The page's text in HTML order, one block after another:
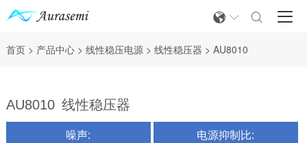
  
首页 > 产品中心 > 线性稳压电源 > 线性稳压器 > AU8010
AU8010 线性稳压器
噪声: 电源抑制比: